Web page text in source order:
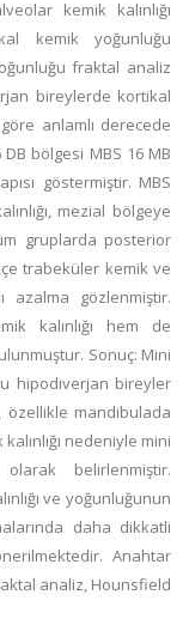
kemik kalınlığı
kemik yoğunluğu
fraktal analiz
bireylerde kortikal
anlamlı derecede
bölgesi MBS 16 MB
göstermiştir. MBS
mezial bölgeye
gruplarda posterior
trabeküler kemik ve
azalma gözlenmiştir.
kalınlığı hem de
Sonuç: Mini
hipodiverjan bireyler
özellikle mandibulada
nedeniyle mini
belirlenmiştir.
ve yoğunluğunun
daha dikkatli
Anahtar
analiz, Hounsfield